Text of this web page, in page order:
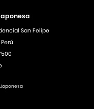
San Felipe